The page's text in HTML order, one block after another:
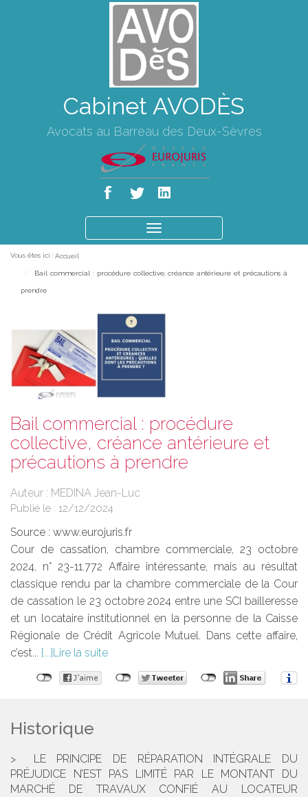
Cabinet AVODÈS
Avocats au Barreau des Deux-Sèvres
le
Vous êtes ici : Accueil
Bail commercial : procédure collective, créance antérieure et précautions à
prendre
Bail commercial : procédure
collective, créance antérieure et
précautions à prendre
Auteur : MEDINA Jean-Luc
Publié le : 12/12/2024
Source : www.eurojuris.fr
Cour de cassation, chambre commerciale, 23 octobre
2024, n° 23-11.772 Affaire intéressante, mais au résultat
classique rendu par la chambre commerciale de la Cour
de cassation le 23 octobre 2024 entre une SCI bailleresse
et un locataire institutionnel en la personne de la Caisse
Régionale de Crédit Agricole Mutuel. Dans cette affaire,
c’est...
Lire la suite
Historique
LE PRINCIPE DE RÉPARATION INTÉGRALE DU
PRÉJUDICE N’EST PAS LIMITÉ PAR LE MONTANT DU
MARCHÉ DE TRAVAUX CONFIÉ AU LOCATEUR